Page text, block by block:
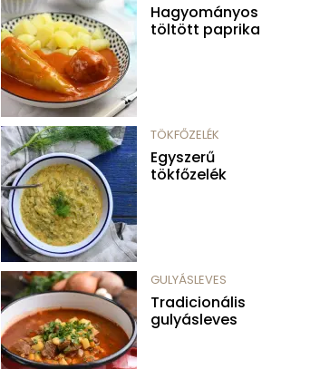
Hagyományos
töltött paprika
TÖKFŐZELÉK
Egyszerű
tökfőzelék
GULYÁSLEVES
Tradicionális
gulyásleves